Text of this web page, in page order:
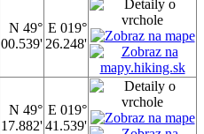
N 49°
00.539'
E 019°
26.248'
N 49°
17.882'
E 019°
41.539'